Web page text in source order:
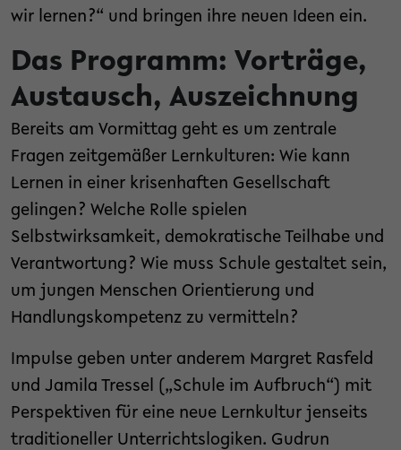
wir lernen?“ und bringen ihre neuen Ideen ein.
Das Programm: Vorträge,
Austausch, Auszeichnung
Bereits am Vormittag geht es um zentrale
Fragen zeitgemäßer Lernkulturen: Wie kann
Lernen in einer krisenhaften Gesellschaft
gelingen? Welche Rolle spielen
Selbstwirksamkeit, demokratische Teilhabe und
Verantwortung? Wie muss Schule gestaltet sein,
um jungen Menschen Orientierung und
Handlungskompetenz zu vermitteln?
Impulse geben unter anderem Margret Rasfeld
und Jamila Tressel („Schule im Aufbruch“) mit
Perspektiven für eine neue Lernkultur jenseits
traditioneller Unterrichtslogiken. Gudrun